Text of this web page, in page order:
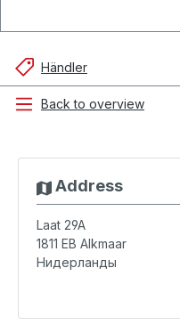
Händler
Back to overview
Address
Laat 29A
1811 EB Alkmaar
Нидерланды